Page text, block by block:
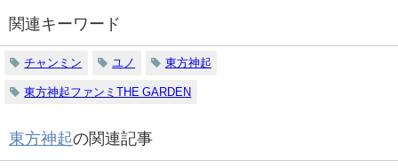
関連キーワード
チャンミン ユノ 東方神起
東方神起ファンミTHE GARDEN
東方神起の関連記事